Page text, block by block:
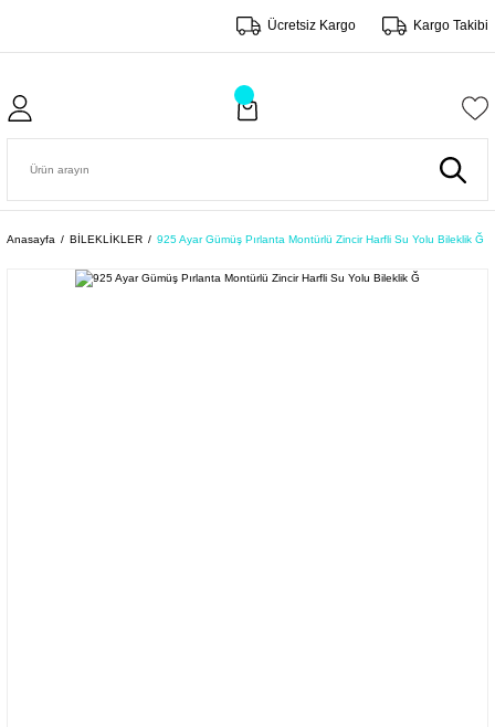
Ücretsiz Kargo Kargo Takibi
Anasayfa BİLEKLİKLER 925 Ayar Gümüş Pırlanta Montürlü Zincir Harfli Su Yolu Bileklik Ğ